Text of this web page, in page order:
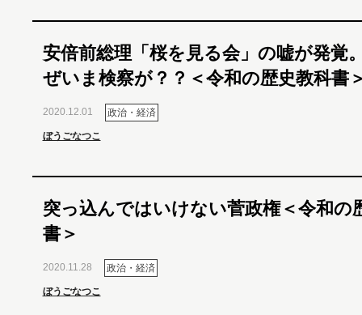
安倍前総理「桜を見る会」の嘘が発覚
ぜいま検察が？？＜令和の歴史教科書
2020.12.01 政治・経済
ぼうごなつこ
突っ込んではいけない菅政権＜令和の
書＞
2020.11.28 政治・経済
ぼうごなつこ